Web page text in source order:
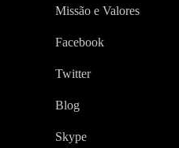
Missão e Valores
Facebook
Twitter
Blog
Skype